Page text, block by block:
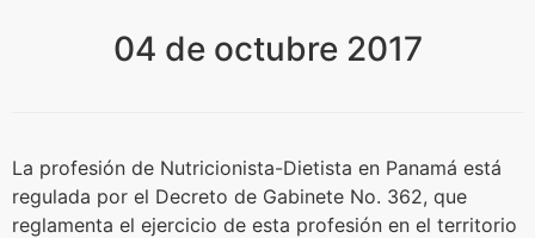
04 de octubre 2017
La profesión de Nutricionista-Dietista en Panamá está
regulada por el Decreto de Gabinete No. 362, que
reglamenta el ejercicio de esta profesión en el territorio